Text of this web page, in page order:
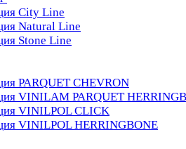
City Line
Natural Line
Stone Line
PARQUET CHEVRON
VINILAM PARQUET
VINILPOL CLICK
VINILPOL HERRINGBONE